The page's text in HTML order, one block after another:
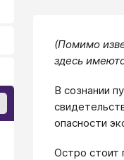
(Помимо
здесь
В сознании
опасности
Остро стоит